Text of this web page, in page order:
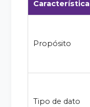
Característica
Propósito
Tipo de dato